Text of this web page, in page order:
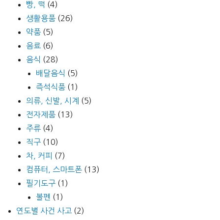
빵, 떡 (4)
생활용품 (26)
약품 (5)
음료 (6)
음식 (28)
배달음식 (5)
즉석식품 (1)
의류, 신발, 시계
(5)
전자제품 (13)
주류 (4)
직구 (10)
차, 커피 (7)
컴퓨터, 스마트폰 (13)
필기도구 (1)
볼펜 (1)
연도별 사건 사고 (2)